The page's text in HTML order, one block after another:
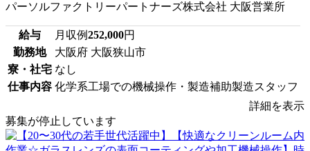
パーソルファクトリーパートナーズ株式会社 大阪営業所
給与 月収例252,000円
勤務地
大阪府 大阪狭山市
寮・社宅 なし
仕事内容 化学系工場での機械操作・製造補助製造スタッフ
詳細を表示
募集が停止しています